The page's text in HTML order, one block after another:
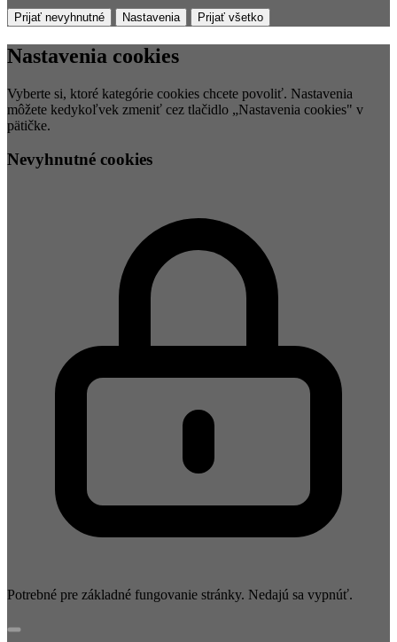
Prijať nevyhnutné Nastavenia Prijať všetko
Nastavenia cookies
Vyberte si, ktoré kategórie cookies chcete povoliť. Nastavenia
môžete kedykoľvek zmeniť cez tlačidlo „Nastavenia cookies" v
pätičke.
Nevyhnutné cookies
Potrebné pre základné fungovanie stránky. Nedajú sa vypnúť.